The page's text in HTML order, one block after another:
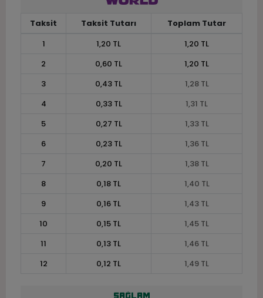
Taksit Taksit Tutarı
Toplam Tutar
1
1,20 TL
1,20 TL
2
0,60 TL
1,20 TL
3
0,43 TL
1,28 TL
4
0,33 TL
1,31 TL
5
0,27 TL
1,33 TL
6
0,23 TL
1,36 TL
7
0,20 TL
1,38 TL
8
0,18 TL
1,40 TL
9
0,16 TL
1,43 TL
10
0,15 TL
1,45 TL
11
0,13 TL
1,46 TL
12
0,12 TL 1,49 TL